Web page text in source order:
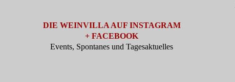
DIE WEINVILLA AUF INSTAGRAM
+ FACEBOOK
Events, Spontanes und Tagesaktuelles